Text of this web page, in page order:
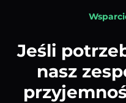
Jeśli
nasz